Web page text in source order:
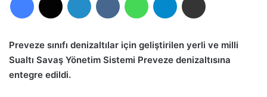
Preveze sınıfı denizaltılar için geliştirilen yerli ve milli
Sualtı Savaş Yönetim Sistemi Preveze denizaltısına
entegre edildi.